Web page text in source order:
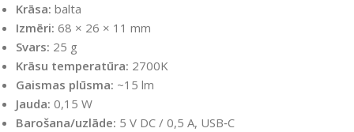
Krāsa: balta
Izmēri: 68 × 26 × 11 mm
Svars: 25 g
Krāsu temperatūra: 2700K
Gaismas plūsma: ~15 lm
Jauda: 0,15 W
Barošana/uzlāde: 5 V DC / 0,5 A, USB‑C